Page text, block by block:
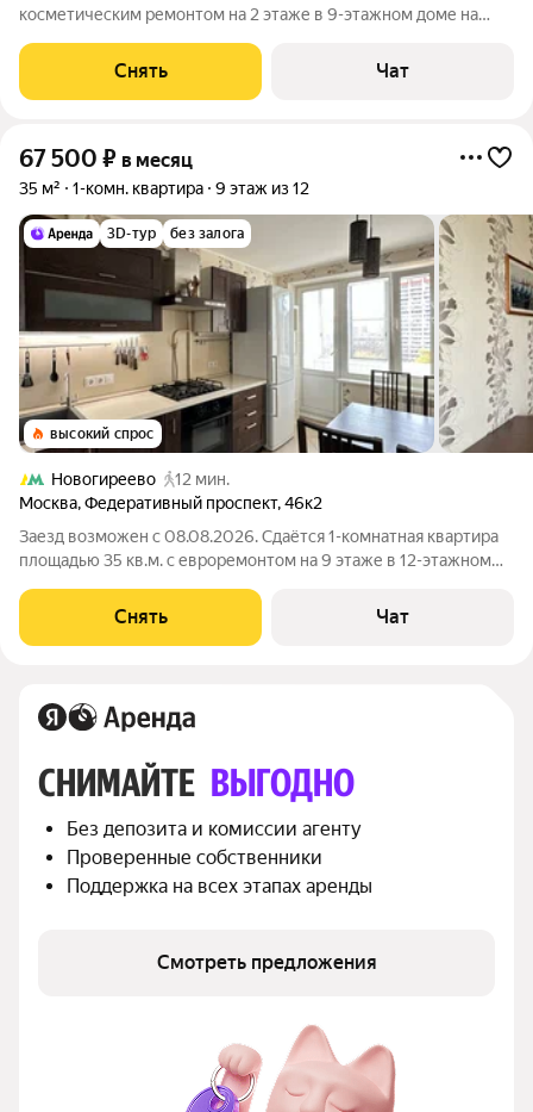
косметическим ремонтом на 2 этаже в 9-этажном доме на
В подъезде 1 лифт - 0
Снять Чат
67 500 ₽ в месяц
35 м² 1-комн. квартира 9 этаж из 12
3D-тур без залога
высокий спрос
Новогиреево
12 мин.
Москва,Федеративный проспект,46к2
Заезд возможен с 08.08.2026. Сдаётся 1-комнатная квартира
площадью 35 кв.м. с евроремонтом на 9 этаже в 12-этажном
Духовой шкаф Стиральная машина Холодильник
Посудомоечная машина
Снять Чат
СНИМАЙТЕ ВЫГОДНО
Без депозита и комиссии агенту
Проверенные собственники
Поддержка на всех этапах аренды
Смотреть предложения